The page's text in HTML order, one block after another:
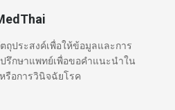
ถุประสงค์เพื่อให้ข้อมูลและการ
รึกษาแพทย์เพื่อขอคำแนะนำใน
รือการวินิจฉัยโรค